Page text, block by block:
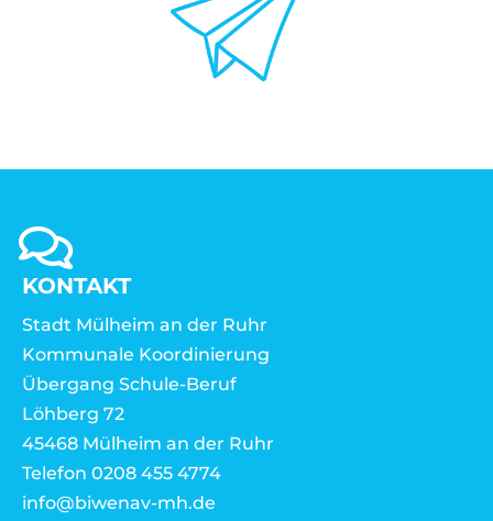
KONTAKT
Stadt Mülheim an der Ruhr
Kommunale Koordinierung
Übergang Schule-Beruf
Löhberg 72
45468 Mülheim an der Ruhr
Telefon 0208 455 4774
info@biwenav-mh.de